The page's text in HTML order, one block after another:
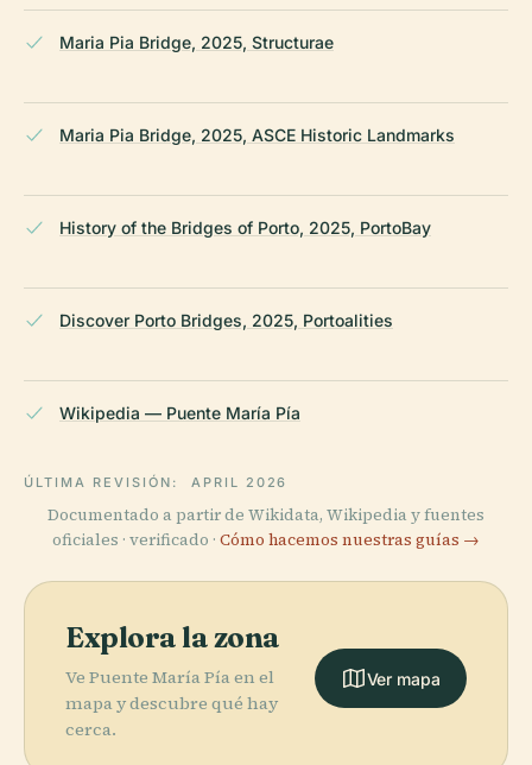
Maria Pia Bridge, 2025, Structurae
Maria Pia Bridge, 2025, ASCE Historic Landmarks
History of the Bridges of Porto, 2025, PortoBay
Discover Porto Bridges, 2025, Portoalities
Wikipedia — Puente María Pía
ÚLTIMA REVISIÓN: APRIL 2026
Documentado a partir de Wikidata, Wikipedia y fuentes
oficiales · verificado · Cómo hacemos nuestras guías →
Explora la zona
Ve Puente María Pía en el
mapa y descubre qué hay
cerca.
Ver mapa